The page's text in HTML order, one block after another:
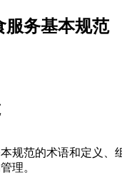
服务基本规范
规范的术语和定义、
理。